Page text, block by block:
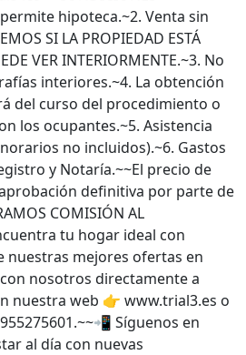
permite hipoteca.~2. Venta sin
SI LA PROPIEDAD ESTÁ
VER INTERIORMENTE.~3. No
interiores.~4. La obtención
del curso del procedimiento o
los ocupantes.~5. Asistencia
no incluidos).~6. Gastos
y Notaría.~~El precio de
definitiva por parte de
COMISIÓN AL
tu hogar ideal con
nuestras mejores ofertas en
nosotros directamente a
nuestra web 👉 www.trial3.es o
Síguenos en
al día con nuevas